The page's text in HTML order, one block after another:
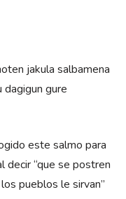
jakula salbamena
gure
este salmo para
decir “que se postren
pueblos le sirvan”